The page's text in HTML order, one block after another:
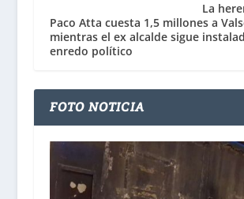
La
Paco Atta cuesta 1,5 millones a
mientras el ex alcalde sigue
enredo político
FOTO NOTICIA